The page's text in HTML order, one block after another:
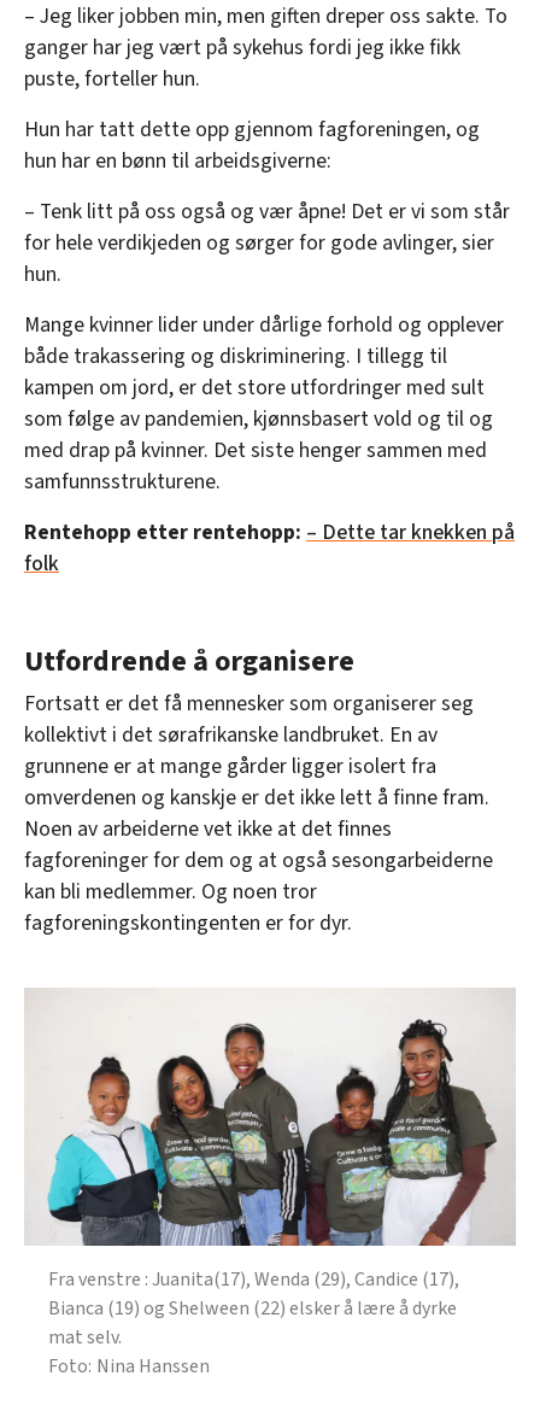
– Jeg liker jobben min, men giften dreper oss sakte. To
ganger har jeg vært på sykehus fordi jeg ikke fikk
puste, forteller hun.
Hun har tatt dette opp gjennom fagforeningen, og
hun har en bønn til arbeidsgiverne:
– Tenk litt på oss også og vær åpne! Det er vi som står
for hele verdikjeden og sørger for gode avlinger, sier
hun.
Mange kvinner lider under dårlige forhold og opplever
både trakassering og diskriminering. I tillegg til
kampen om jord, er det store utfordringer med sult
som følge av pandemien, kjønnsbasert vold og til og
med drap på kvinner. Det siste henger sammen med
samfunnsstrukturene.
Rentehopp etter rentehopp: – Dette tar knekken på
folk
Utfordrende å organisere
Fortsatt er det få mennesker som organiserer seg
kollektivt i det sørafrikanske landbruket. En av
grunnene er at mange gårder ligger isolert fra
omverdenen og kanskje er det ikke lett å finne fram.
Noen av arbeiderne vet ikke at det finnes
fagforeninger for dem og at også sesongarbeiderne
kan bli medlemmer. Og noen tror
fagforeningskontingenten er for dyr.
Fra venstre : Juanita(17), Wenda (29), Candice (17),
Bianca (19) og Shelween (22) elsker å lære å dyrke
mat selv.
Nina Hanssen